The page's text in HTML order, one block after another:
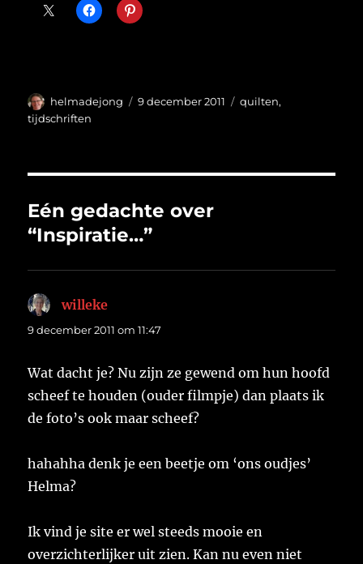
Auteur
helmadejong
Geplaatst
9 december 2011 Categorieën
quilten,
tijdschriften
Eén gedachte over
“Inspiratie…”
willeke
9 december 2011 om 11:47
Wat dacht je? Nu zijn ze gewend om hun hoofd
scheef te houden (ouder filmpje) dan plaats ik
de foto’s ook maar scheef?
hahahha denk je een beetje om ‘ons oudjes’
Helma?
Ik vind je site er wel steeds mooie en
overzichterlijker uit zien. Kan nu even niet